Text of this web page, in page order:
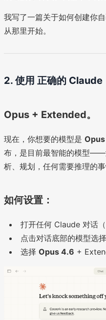
我写了一篇关于如何创建你
从那里开始。
2. 使用 正确的 Claude
Opus + Extended。
现在，你想要的模型是
布，是目前最智能的模型——
析、规划，任何需要推理的事
如何设置：
打开任何 Claude 对话
点击对话底部的模型选择
选择 Opus 4.6 +